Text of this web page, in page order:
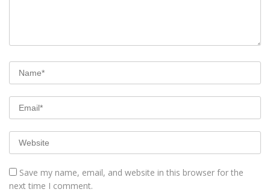
Save my name, email, and website in this browser for the
next time I comment.